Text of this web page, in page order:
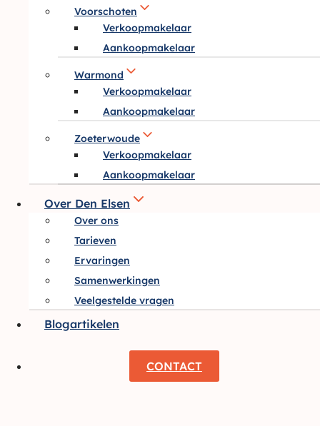
Voorschoten
Verkoopmakelaar
Aankoopmakelaar
Warmond
Verkoopmakelaar
Aankoopmakelaar
Zoeterwoude
Verkoopmakelaar
Aankoopmakelaar
Over Den Elsen
Over ons
Tarieven
Ervaringen
Samenwerkingen
Veelgestelde vragen
Blogartikelen
CONTACT